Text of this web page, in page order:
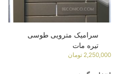
سرامیک مترویی طوسی
تیره مات
2,250,000 تومان